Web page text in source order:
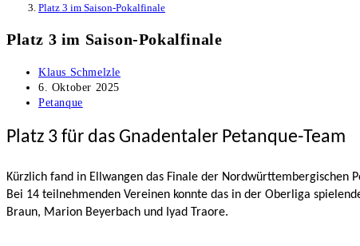
Platz 3 im Saison-Pokalfinale
Platz 3 im Saison-Pokalfinale
Beitrags-
Autor:
Klaus Schmelzle
Beitrag
veröffentlicht:
6. Oktober 2025
Beitrags-
Petanque
Platz 3 für das Gnadentaler Petanque-Team
Kürzlich fand in Ellwangen das Finale der Nordwürttembergischen
Bei 14 teilnehmenden Vereinen konnte das in der Oberliga
Braun, Marion Beyerbach und Iyad Traore.